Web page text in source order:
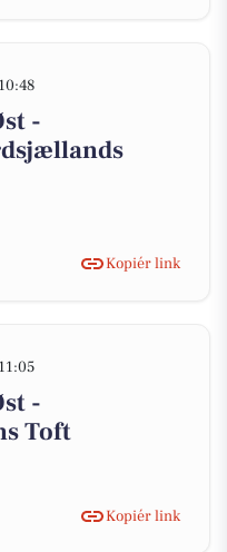
-
Kopiér link
-
Toft
Kopiér link